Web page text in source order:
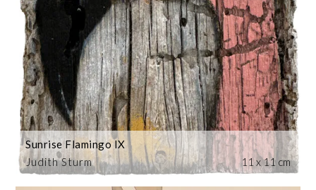
Judith Sturm
Sunrise Flamingo IX
11 x 11 cm